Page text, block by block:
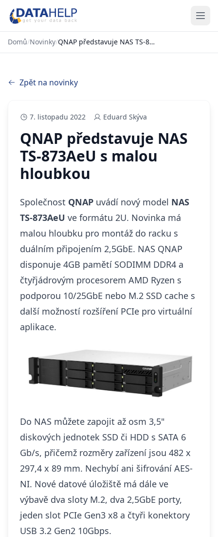
Domů/Novinky/ QNAP představuje NAS TS-873AeU s malou hloubkou
Zpět na novinky
7. listopadu 2022 Eduard Skýva
QNAP představuje NAS
TS-873AeU s malou
hloubkou
Společnost QNAP uvádí nový model NAS
TS-873AeU ve formátu 2U. Novinka má
malou hloubku pro montáž do racku s
duálním připojením 2,5GbE. NAS QNAP
disponuje 4GB pamětí SODIMM DDR4 a
čtyřjádrovým procesorem AMD Ryzen s
podporou 10/25GbE nebo M.2 SSD cache s
další možností rozšíření PCIe pro virtuální
aplikace.
Do NAS můžete zapojit až osm 3,5"
diskových jednotek SSD či HDD s SATA 6
Gb/s, přičemž rozměry zařízení jsou 482 x
297,4 x 89 mm. Nechybí ani šifrování AES-
NI. Nové datové úložiště má dále ve
výbavě dva sloty M.2, dva 2,5GbE porty,
jeden slot PCIe Gen3 x8 a čtyři konektory
USB 3.2 Gen2 10Gbps.